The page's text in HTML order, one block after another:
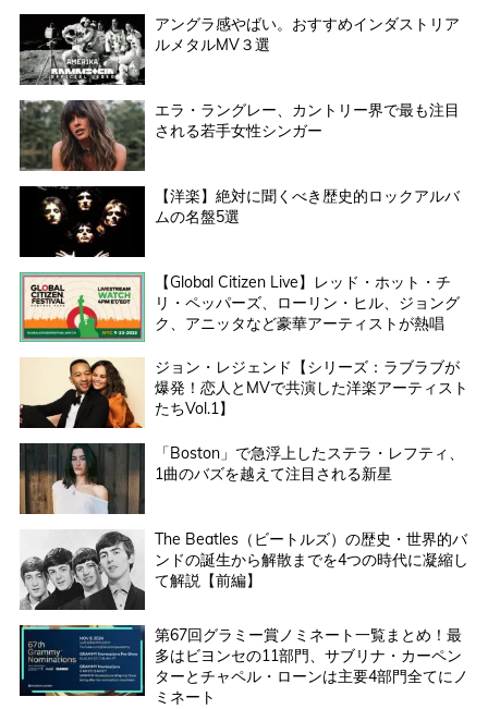
アングラ感やばい。おすすめインダストリア
ルメタルMV３選
エラ・ラングレー、カントリー界で最も注目
される若手女性シンガー
【洋楽】絶対に聞くべき歴史的ロックアルバ
ムの名盤5選
【Global Citizen Live】レッド・ホット・チ
リ・ペッパーズ、ローリン・ヒル、ジョング
ク、アニッタなど豪華アーティストが熱唱
ジョン・レジェンド【シリーズ：ラブラブが
爆発！恋人とMVで共演した洋楽アーティスト
たちVol.1】
「Boston」で急浮上したステラ・レフティ、
1曲のバズを越えて注目される新星
The Beatles（ビートルズ）の歴史・世界的バ
ンドの誕生から解散までを4つの時代に凝縮し
て解説【前編】
第67回グラミー賞ノミネート一覧まとめ！最
多はビヨンセの11部門、サブリナ・カーペン
ターとチャペル・ローンは主要4部門全てにノ
ミネート